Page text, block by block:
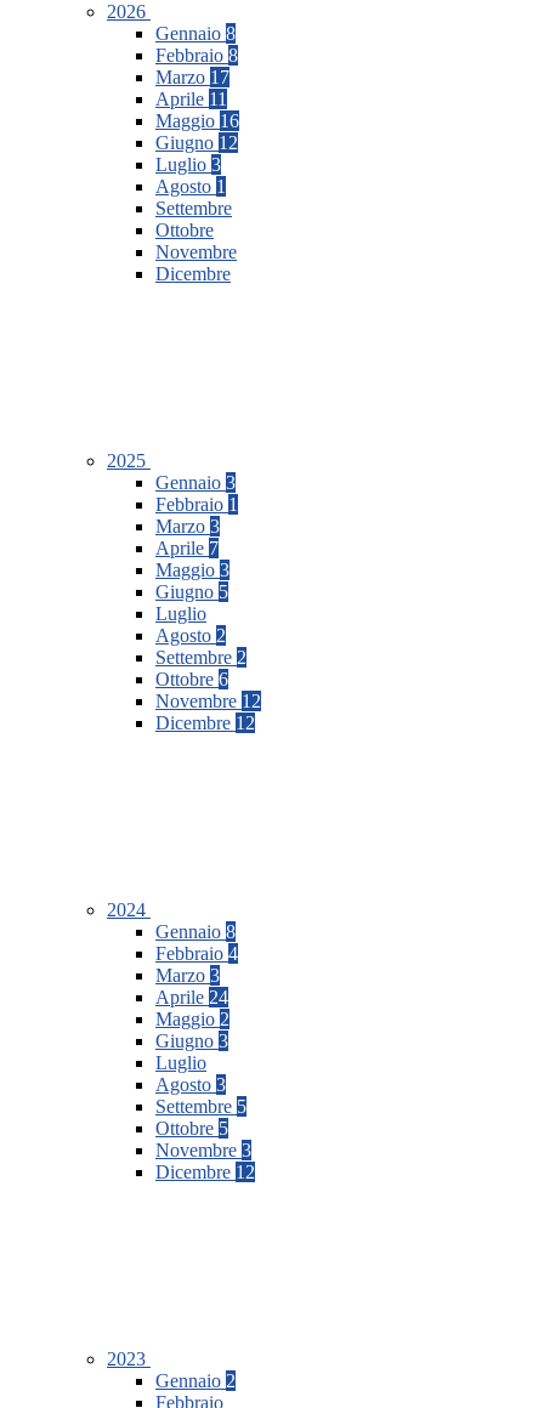
2026
Gennaio 8
Febbraio 8
Marzo 17
Aprile 11
Maggio 16
Giugno 12
Luglio 3
Agosto 1
Settembre
Ottobre
Novembre
Dicembre
2025
Gennaio 3
Febbraio 1
Marzo 3
Aprile 7
Maggio 3
Giugno 5
Luglio
Agosto 2
Settembre 2
Ottobre 6
Novembre 12
Dicembre 12
2024
Gennaio 8
Febbraio 4
Marzo 3
Aprile 24
Maggio 2
Giugno 3
Luglio
Agosto 3
Settembre 5
Ottobre 5
Novembre 3
Dicembre 12
2023
Gennaio 2
Febbraio